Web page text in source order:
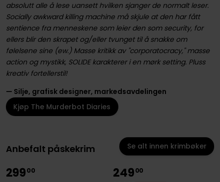
absolutt alle å lese uansett hvilken sjanger de normalt leser.
Socially awkward killing machine må skjule at den har fått
sentience fra menneskene som leier den som security, for
ellers blir den skrapet og/eller tvunget til å snakke om
følelsene sine (ew.) Masse kritikk av "corporatocracy," masse
action og mystikk, SOLIDE karakterer i en mørk setting. Pluss
kreativ fortellerstil!
— Silje, grafisk designer, markedsavdelingen
Kjøp The Murderbot Diaries
Anbefalt påskekrim Se alt innen krimbøker
29900 24900